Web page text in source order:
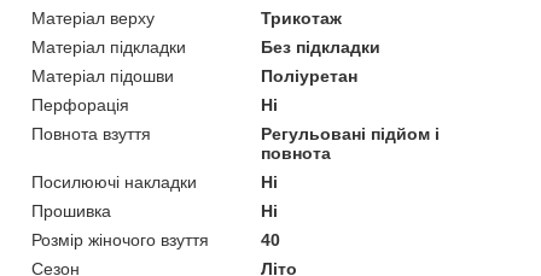
Матеріал верху
Трикотаж
Матеріал підкладки
Без підкладки
Матеріал підошви
Поліуретан
Перфорація
Ні
Повнота взуття
Регульовані підйом і
повнота
Посилюючі накладки
Ні
Прошивка
Ні
Розмір жіночого взуття
40
Сезон
Літо